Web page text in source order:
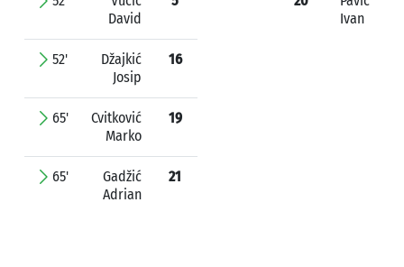
David
52'
Džajkić
Josip
16
65'
Cvitković
Marko
19
65'
Gadžić
Adrian
21
Ivan